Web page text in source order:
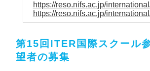
https://reso.nifs.ac.jp/
https://reso.nifs.ac.jp/
第15回ITER国際スクール
望者の募集